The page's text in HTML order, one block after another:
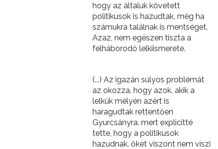
hogy az általuk követett
politikusok is hazudtak, még ha
számukra találnak is mentséget.
Azaz, nem egészen tiszta a
felháborodó lelkiismerete.
(...) Az igazán súlyos problémát
az okozza, hogy azok, akik a
lelkük mélyén azért is
haragudtak rettentően
Gyurcsányra, mert explicitté
tette, hogy a politikusok
hazudnak, őket viszont nem viszi